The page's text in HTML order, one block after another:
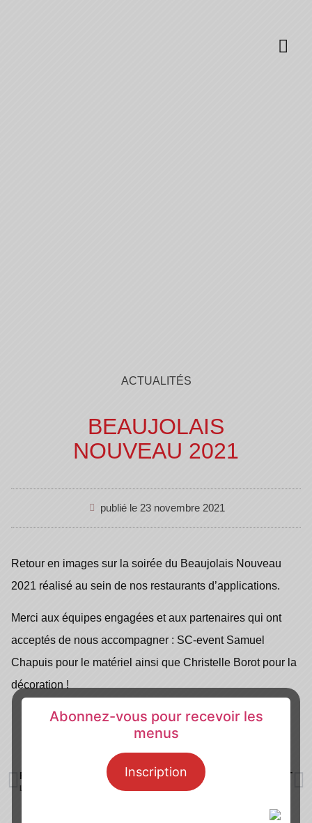
ACTUALITÉS
BEAUJOLAIS
NOUVEAU 2021
publié le 23 novembre 2021
Retour en images sur la soirée du Beaujolais Nouveau
2021 réalisé au sein de nos restaurants d’applications.
Merci aux équipes engagées et aux partenaires qui ont
acceptés de nous accompagner : SC-event Samuel
Chapuis pour le matériel ainsi que Christelle Borot pour la
décoration !
Les apprentis du BTS MHR au SIRHA
SUIVANT
Abonnez-vous pour recevoir les
menus
Inscription